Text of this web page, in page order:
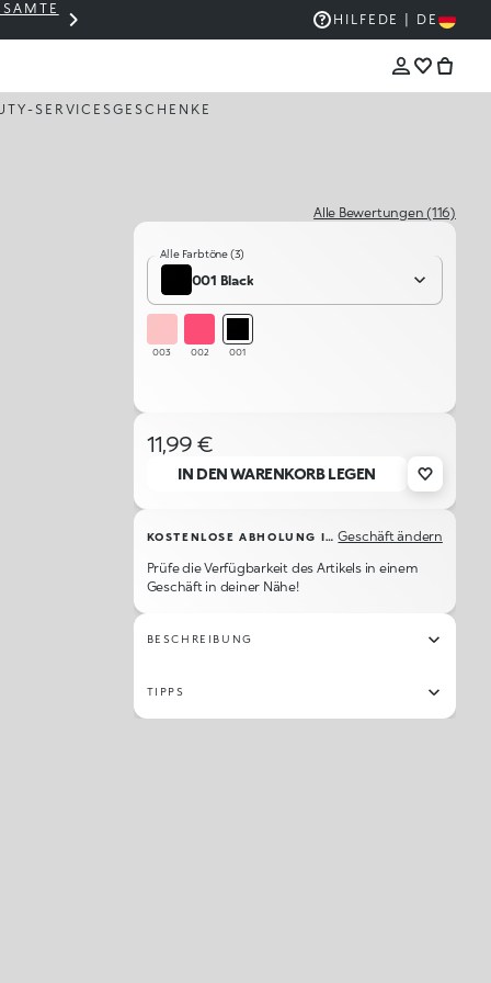
THE KIKO SALE: BIS ZU -50 %
HILFE DE | DE
SERVICESGESCHENKE
Alle Bewertungen (116)
Alle Farbtöne (3)
001 Black
003 002 001
11,99 €
IN DEN WARENKORB LEGEN
KOSTENLOSE ABHOLUNG IM GESCHÄFT Geschäft ändern
Prüfe die Verfügbarkeit des Artikels in einem
Geschäft in deiner Nähe!
BESCHREIBUNG
TIPPS